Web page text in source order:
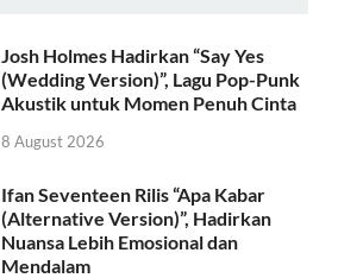
Josh Holmes Hadirkan “Say Yes
(Wedding Version)”, Lagu Pop-Punk
Akustik untuk Momen Penuh Cinta
8 August 2026
Ifan Seventeen Rilis “Apa Kabar
(Alternative Version)”, Hadirkan
Nuansa Lebih Emosional dan
Mendalam